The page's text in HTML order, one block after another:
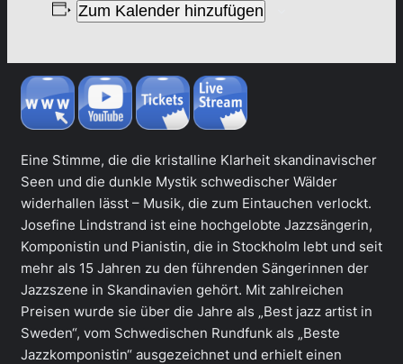
Zum Kalender hinzufügen
Eine Stimme, die die kristalline Klarheit skandinavischer
Seen und die dunkle Mystik schwedischer Wälder
widerhallen lässt – Musik, die zum Eintauchen verlockt.
Josefine Lindstrand ist eine hochgelobte Jazzsängerin,
Komponistin und Pianistin, die in Stockholm lebt und seit
mehr als 15 Jahren zu den führenden Sängerinnen der
Jazzszene in Skandinavien gehört. Mit zahlreichen
Preisen wurde sie über die Jahre als „Best jazz artist in
Sweden“, vom Schwedischen Rundfunk als „Beste
Jazzkomponistin“ ausgezeichnet und erhielt einen